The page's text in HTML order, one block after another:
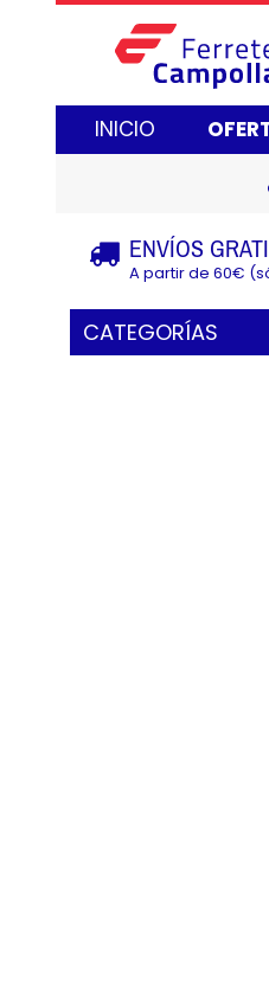
INICIO
ENVÍOS
A partir de 60€
CATEGORÍAS